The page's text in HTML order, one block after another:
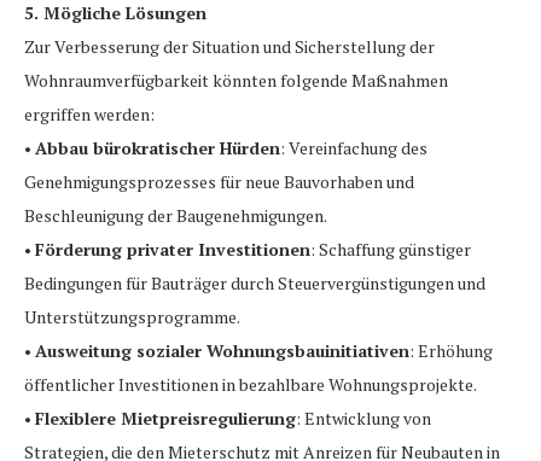
5. Mögliche Lösungen
Zur Verbesserung der Situation und Sicherstellung der
Wohnraumverfügbarkeit könnten folgende Maßnahmen
ergriffen werden:
• Abbau bürokratischer Hürden: Vereinfachung des
Genehmigungsprozesses für neue Bauvorhaben und
Beschleunigung der Baugenehmigungen.
• Förderung privater Investitionen: Schaffung günstiger
Bedingungen für Bauträger durch Steuervergünstigungen und
Unterstützungsprogramme.
• Ausweitung sozialer Wohnungsbauinitiativen: Erhöhung
öffentlicher Investitionen in bezahlbare Wohnungsprojekte.
• Flexiblere Mietpreisregulierung: Entwicklung von
Strategien, die den Mieterschutz mit Anreizen für Neubauten in